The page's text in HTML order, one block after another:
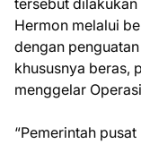
tersebut dilakukan
Hermon melalui
dengan
khususnya beras,
menggelar
“Pemerintah